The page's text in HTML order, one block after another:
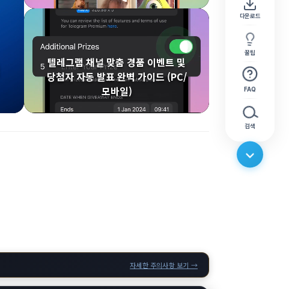
다운로드
꿀팁
FAQ
검색
텔레그램 채널 맞춤 경품 이벤트 및
당첨자 자동 발표 완벽 가이드 (PC/
모바일)
자세한 주의사항 보기 →